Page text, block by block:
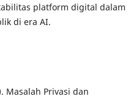
platform digital dalam
di era AI.
Masalah Privasi dan